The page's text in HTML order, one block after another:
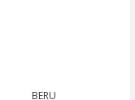
BERU